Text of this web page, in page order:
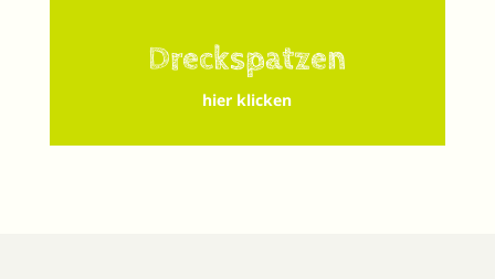
Dreckspatzen
hier klicken